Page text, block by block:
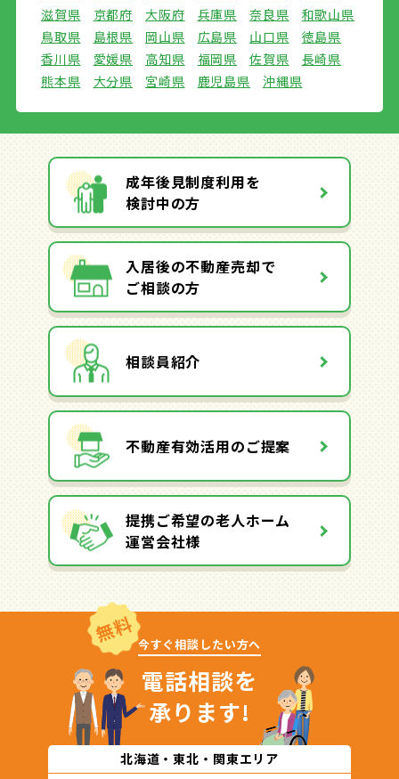
滋賀県
京都府 大阪府 兵庫県 奈良県
和歌山県
鳥取県
島根県 岡山県 広島県 山口県
徳島県
香川県
愛媛県 高知県 福岡県 佐賀県
長崎県
熊本県
大分県 宮崎県 鹿児島県 沖縄県
成年後見制度利用を
検討中の方
入居後の不動産売却で
ご相談の方
相談員紹介
不動産有効活用のご提案
提携ご希望の老人ホーム
運営会社様
無料 今すぐ相談したい方へ
電話相談を
承ります!
北海道・東北・関東エリア